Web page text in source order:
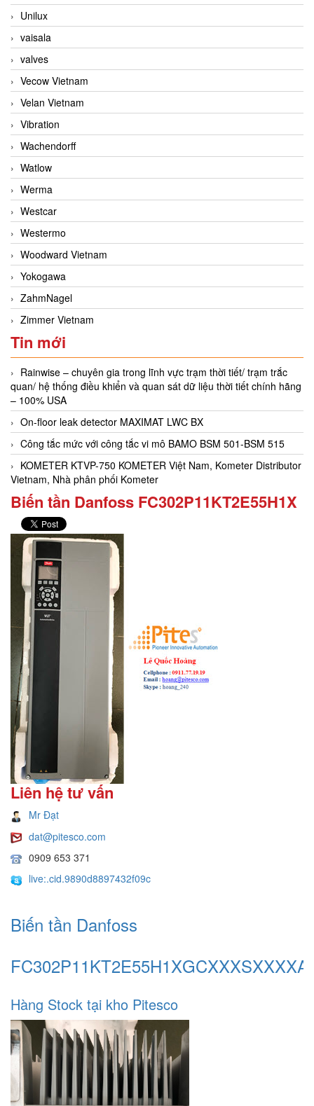
Unilux
vaisala
valves
Vecow Vietnam
Velan Vietnam
Vibration
Wachendorff
Watlow
Werma
Westcar
Westermo
Woodward Vietnam
Yokogawa
ZahmNagel
Zimmer Vietnam
Tin mới
Rainwise – chuyên gia trong lĩnh vực trạm thời tiết/ trạm trắc
quan/ hệ thống điều khiển và quan sát dữ liệu thời tiết chính hãng
– 100% USA
On-floor leak detector MAXIMAT LWC BX
Công tắc mức với công tắc vi mô BAMO BSM 501-BSM 515
KOMETER KTVP-750 KOMETER Việt Nam, Kometer Distributor
Vietnam, Nhà phân phối Kometer
Biến tần Danfoss FC302P11KT2E55H1X
Liên hệ tư vấn
Mr Đạt
dat@pitesco.com
0909 653 371
live:.cid.9890d8897432f09c
Biến tần Danfoss
Hàng Stock tại kho Pitesco